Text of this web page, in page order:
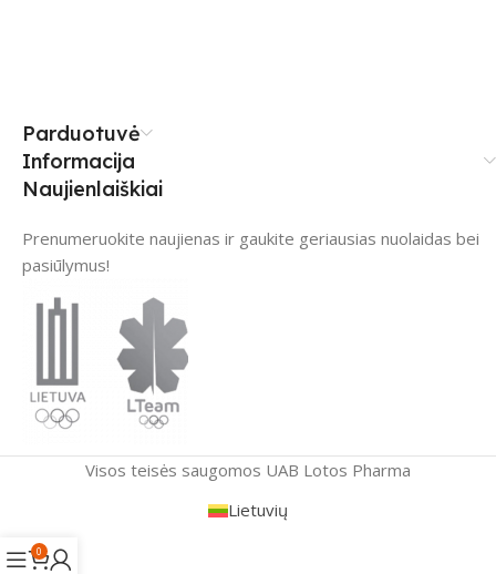
Parduotuvė
Informacija
Naujienlaiškiai
Prenumeruokite naujienas ir gaukite geriausias nuolaidas bei
pasiūlymus!
Visos teisės saugomos UAB Lotos Pharma
0
Lietuvių